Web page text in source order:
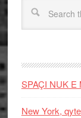
SPAÇI NUK E
New York,